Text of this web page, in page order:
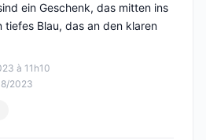
à 11h10
2023
ein Geschenk, das mitten ins
tiefes Blau, das an den klaren